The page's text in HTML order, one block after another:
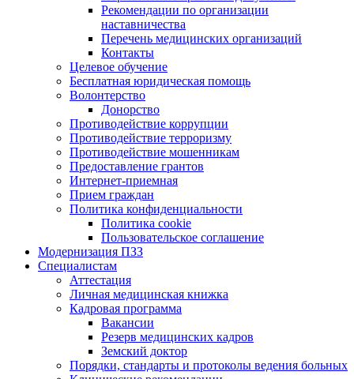
Рекомендации по организации
наставничества
Перечень медицинских организаций
Контакты
Целевое обучение
Бесплатная юридическая помощь
Волонтерство
Донорство
Противодействие коррупции
Противодействие терроризму
Противодействие мошенникам
Предоставление грантов
Интернет-приемная
Прием граждан
Политика конфиденциальности
Политика cookie
Пользовательское соглашение
Модернизация ПЗЗ
Специалистам
Аттестация
Личная медицинская книжка
Кадровая программа
Вакансии
Резерв медицинских кадров
Земский доктор
Порядки, стандарты и протоколы ведения больных